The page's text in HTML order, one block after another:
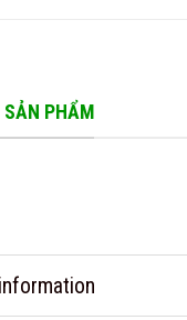
SẢN PHẨM